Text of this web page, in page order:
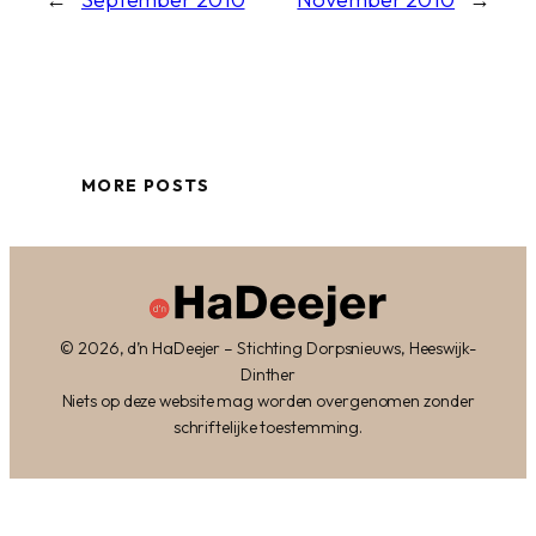
MORE POSTS
© 2026, d’n HaDeejer – Stichting Dorpsnieuws, Heeswijk-
Dinther
Niets op deze website mag worden overgenomen zonder
schriftelijke toestemming.